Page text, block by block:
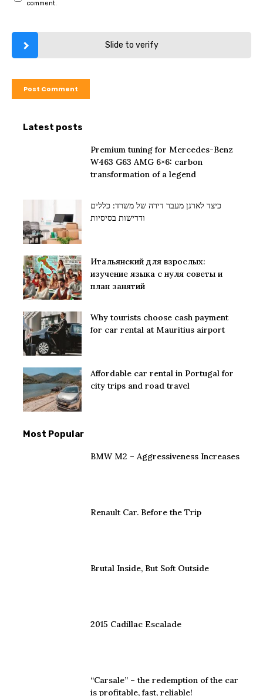
comment.
Slide to verify
Latest posts
Premium tuning for Mercedes-Benz
W463 G63 AMG 6×6: carbon
transformation of a legend
כיצד לארגן מעבר דירה של משרד: כללים
ודרישות בסיסיות
Итальянский для взрослых:
изучение языка с нуля советы и
план занятий
Why tourists choose cash payment
for car rental at Mauritius airport
Affordable car rental in Portugal for
city trips and road travel
Most Popular
BMW M2 – Aggressiveness Increases
Renault Car. Before the Trip
Brutal Inside, But Soft Outside
2015 Cadillac Escalade
“Carsale” – the redemption of the car
is profitable, fast, reliable!